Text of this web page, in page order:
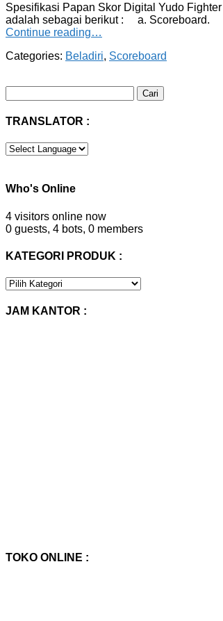
Spesifikasi Papan Skor Digital Yudo
adalah sebagai berikut : a.
Continue reading…
Categories: Beladiri, Scoreboard
untuk:
TRANSLATOR :
Who's Online
4 visitors online now
0 guests, 4 bots, 0 members
KATEGORI PRODUK :
KATEGORI
JAM KANTOR :
TOKO ONLINE :